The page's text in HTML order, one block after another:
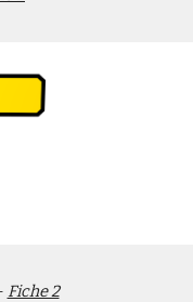
Fiche 2